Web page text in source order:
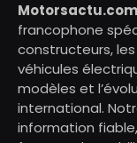
Motorsactu.com
francophone
constructeurs,
véhicules
modèles et
international.
information